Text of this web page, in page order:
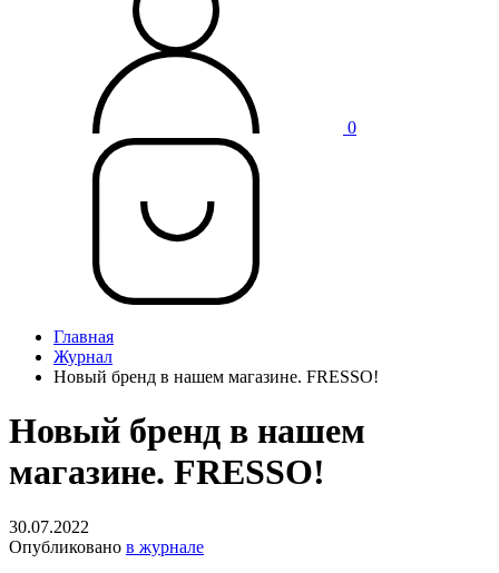
0
Главная
Журнал
Новый бренд в нашем магазине. FRESSO!
Новый бренд в нашем
магазине. FRESSO!
30.07.2022
Опубликовано в журнале